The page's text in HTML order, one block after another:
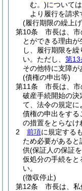
む。)について
より履行を請求
(履行期限の繰上
第10条
市長は、
とができる理由
し、履行期限を
い。 ただし、 第13
その他特に支障が
(債権の申出等)
第11条
市長は、
破産手続開始の決
て、法令の規定に
債権の申出をする
の措置をとらなけ
2
前項に規定する
ため必要がある
供(保証人の保証
仮処分の手続をと
い。
(徴収停止)
第12条
市長は、